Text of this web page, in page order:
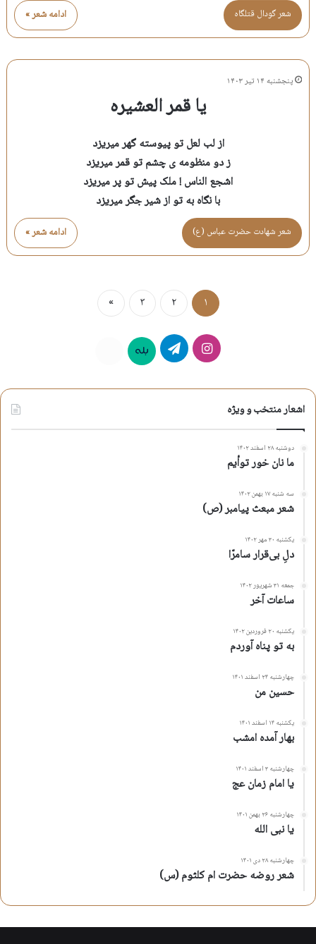
ادامه شعر » شعر گودال قتلگاه
پنجشنبه ۱۴ تیر ۱۴۰۳
یا قمر العشیره
از لب لعل تو پیوسته گهر میریزد
ز دو منظومه ی چشم تو قمر میریزد
اشجع الناس ! ملک پیش تو پر میریزد
با نگاه به تو از شیر جگر میریزد
ادامه شعر » شعر شهادت حضرت عباس (ع)
۱ ۲ ۳ »
اینستاگرامتلگرام بله
اشعار منتخب و ویژه
دوشنبه ۲۸ اسفند ۱۴۰۲
ما نان خور توأیم
سه شنبه ۱۷ بهمن ۱۴۰۲
شعر مبعث پیامبر (ص)
یکشنبه ۳۰ مهر ۱۴۰۲
دلِ بی‌قرار سامرّا
جمعه ۳۱ شهریور ۱۴۰۲
ساعات آخر
یکشنبه ۲۰ فروردین ۱۴۰۲
به تو پناه آوردم
چهارشنبه ۲۴ اسفند ۱۴۰۱
حسین من
یکشنبه ۱۴ اسفند ۱۴۰۱
بهار آمده امشب
چهارشنبه ۳ اسفند ۱۴۰۱
یا امام زمان عج
چهارشنبه ۲۶ بهمن ۱۴۰۱
یا نبی الله
چهارشنبه ۲۸ دی ۱۴۰۱
شعر روضه حضرت ام کلثوم (س)